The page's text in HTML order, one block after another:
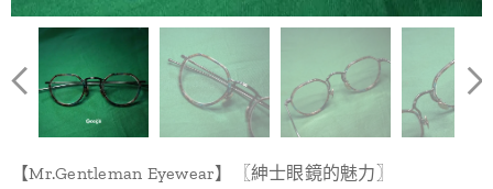
【Mr.Gentleman Eyewear】〖紳士眼鏡的魅力〗